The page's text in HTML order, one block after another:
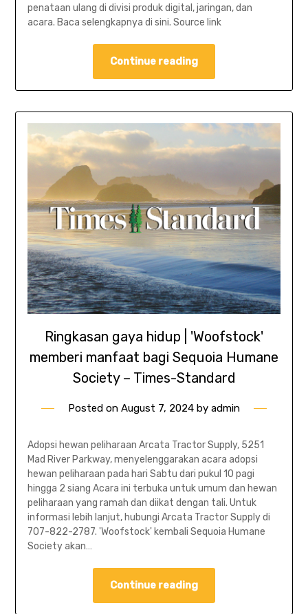
penataan ulang di divisi produk digital, jaringan, dan
acara. Baca selengkapnya di sini. Source link
Continue reading
Ringkasan gaya hidup | 'Woofstock'
memberi manfaat bagi Sequoia Humane
Society – Times-Standard
Posted on August 7, 2024 by admin
Adopsi hewan peliharaan Arcata Tractor Supply, 5251
Mad River Parkway, menyelenggarakan acara adopsi
hewan peliharaan pada hari Sabtu dari pukul 10 pagi
hingga 2 siang Acara ini terbuka untuk umum dan hewan
peliharaan yang ramah dan diikat dengan tali. Untuk
informasi lebih lanjut, hubungi Arcata Tractor Supply di
707-822-2787. 'Woofstock' kembali Sequoia Humane
Society akan…
Continue reading